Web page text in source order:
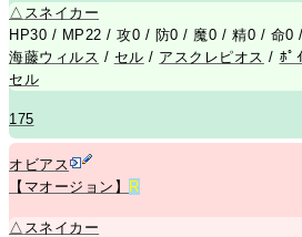
△ スネイカー
HP30 / MP22 / 攻0 / 防0 / 魔0 / 精0 / 命0
海藤ウィルス / セル / アスクレピオス / ﾎﾟ
セル
175
オビアス
【マオージョン】
R
△ スネイカー